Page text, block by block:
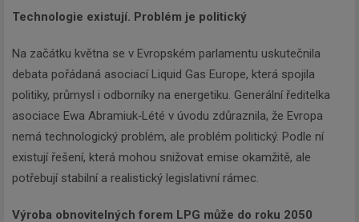
Technologie existují. Problém je politický
Na začátku května se v Evropském parlamentu uskutečnila
debata pořádaná asociací Liquid Gas Europe, která spojila
politiky, průmysl i odborníky na energetiku. Generální ředitelka
asociace Ewa Abramiuk‑Lété v úvodu zdůraznila, že Evropa
nemá technologický problém, ale problém politický. Podle ní
existují řešení, která mohou snižovat emise okamžitě, ale
potřebují stabilní a realistický legislativní rámec.
Výroba obnovitelných forem LPG může do roku 2050